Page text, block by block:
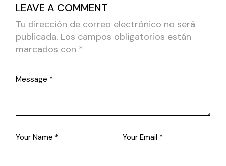
LEAVE A COMMENT
Tu dirección de correo electrónico no será
publicada. Los campos obligatorios están
marcados con *